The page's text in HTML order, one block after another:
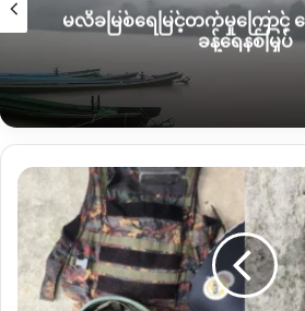
စစ်ကောင်စီတပ်ဟာ ငအိုး–ရွှေကူကားလမ်
ကနေ ရွှေကူမြို့တွင်းထပ်ထဲကို အင်အားဖ
ဖြစ်ပါတယ်။
ပြီးခဲ့ မေလ ၅ ရက်နေ့မှာလည်း အင်အား ၅
မလိခမြစ်ရေမြင့်တက်မှုကြောင့်
ခန့်ရေနစ်မြှပ်
ဖား
ကန့် တိုက်ပွဲ ၄ ရက်
အတွင်း စစ်တပ်
ဘက်
က
ထိခိုက်